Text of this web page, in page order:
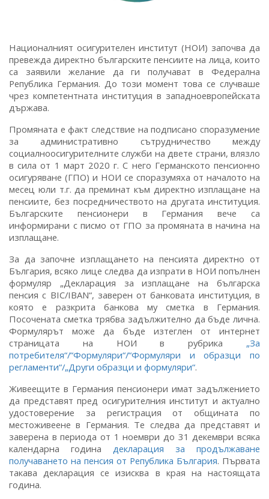
Националният осигурителен институт (НОИ) започва да
превежда директно българските пенсиите на лица, които
са заявили желание да ги получават в Федерална
Република Германия. До този момент това се случваше
чрез компетентната институция в западноевропейската
държава.
Промяната е факт следствие на подписано споразумение
за административно сътрудничество между
социалноосигурителните служби на двете страни, влязло
в сила от 1 март 2020 г. С него Германското пенсионно
осигуряване (ГПО) и НОИ се споразумяха от началото на
месец юли т.г. да преминат към директно изплащане на
пенсиите, без посредничеството на другата институция.
Българските пенсионери в Германия вече са
информирани с писмо от ГПО за промяната в начина на
изплащане.
За да започне изплащането на пенсията директно от
България, всяко лице следва да изпрати в НОИ попълнен
формуляр „Декларация за изплащане на българска
пенсия с BIC/IBAN“, заверен от банковата институция, в
която е разкрита банкова му сметка в Германия.
Посочената сметка трябва задължително да бъде лична.
Формулярът може да бъде изтеглен от интернет
страницата на НОИ в рубрика „За
потребителя“/“Формуляри“/“Формуляри и образци по
регламенти“/„Други образци и формуляри“.
Живеещите в Германия пенсионери имат задължението
да представят пред осигурителния институт и актуално
удостоверение за регистрация от общината по
местоживеене в Германия. Те следва да представят и
заверена в периода от 1 ноември до 31 декември всяка
календарна година декларация за продължаване
получаването на пенсия от Република България. Първата
такава декларация се изисква в края на настоящата
година.